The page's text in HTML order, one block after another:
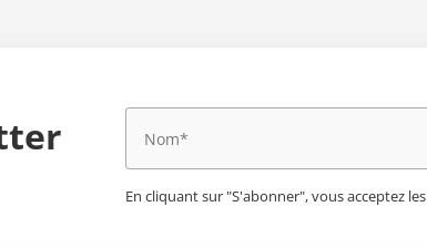
En cliquant sur "S'abonner", vous acceptez les